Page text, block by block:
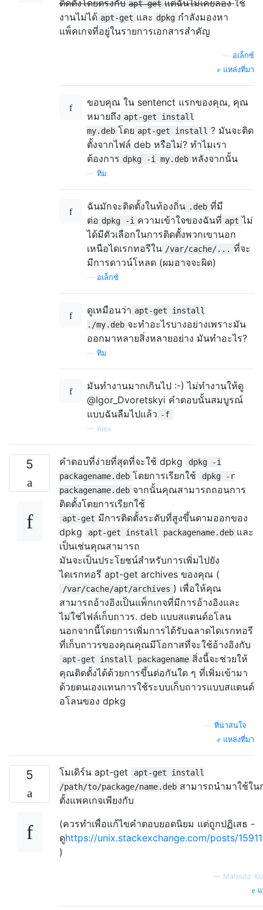
ติดตั้งโดยตรงกับ apt-get แต่ฉันไม่เคยลองใช้
งานไม่ได้ apt-get และ dpkg กำลังมองหา
แพ็คเกจที่อยู่ในรายการเอกสารสำคัญ
อเล็กซ์
แหล่งที่มา
ขอบคุณ ใน sentenct แรกของคุณ, คุณ
หมายถึง apt-get install
my.deb โดย apt-get install ? มันจะติด
ตั้งจากไฟล์ deb หรือไม่? ทำไมเรา
ต้องการ dpkg -i my.deb หลังจากนั้น
ทิม
ฉันมักจะติดตั้งในท้องถิ่น .deb ที่มี
ต่อ dpkg -i ความเข้าใจของฉันที่ apt ไม่
ได้มีตัวเลือกในการติดตั้งพวกเขานอก
เหนือไดเรกทอรีใน /var/cache/... ที่จะ
มีการดาวน์โหลด (ผมอาจจะผิด)
อเล็กซ์
ดูเหมือนว่า apt-get install
./my.deb จะทำอะไรบางอย่างเพราะมัน
ออกมาหลายสิ่งหลายอย่าง มันทำอะไร?
ทิม
มันทำงานมากเกินไป :-) ไม่ทำงานให้ดู
@Igor_Dvoretskyi คำตอบนั้นสมบูรณ์
แบบฉันลืมไปแล้ว -f
— Alex
5 คำตอบที่ง่ายที่สุดที่จะใช้ dpkg
dpkg -i
packagename.deb โดยการเรียกใช้
dpkg -r
packagename.deb จากนั้นคุณสามารถถอนการ
ติดตั้งโดยการเรียกใช้
apt-get มีการติดตั้งระดับที่สูงขึ้นตามออกของ
dpkg
apt-get install packagename.deb และ
เป็นเช่นคุณสามารถ
มันจะเป็นประโยชน์สำหรับการเพิ่มไปยัง
ไดเรกทอรี apt-get archives ของคุณ (
/var/cache/apt/archives ) เพื่อให้คุณ
สามารถอ้างอิงเป็นแพ็กเกจที่มีการอ้างอิงและ
ไม่ใช่ไฟล์เก็บถาวร. deb แบบสแตนด์อโลน
นอกจากนี้โดยการเพิ่มการได้รับฉลาดไดเรกทอรี
ที่เก็บถาวรของคุณคุณมีโอกาสที่จะใช้อ้างอิงกับ
apt-get install packagename สิ่งนี้จะช่วยให้
คุณติดตั้งได้ด้วยการขึ้นต่อกันใด ๆ ที่เพิ่มเข้ามา
ด้วยตนเองแทนการใช้ระบบเก็บถาวรแบบสแตนด์
อโลนของ dpkg
ที่น่าสนใจ ...
แหล่งที่มา
5 โมเดิร์น apt-get
apt-get install
/path/to/package/name.deb สามารถนำมาใช้ใน
ตั้งแพคเกจเพียงกับ
(ควรทำเพื่อแก้ไขคำตอบยอดนิยม แต่ถูกปฏิเสธ -
ดูhttps://unix.stackexchange.com/posts/
)
— Mateusz